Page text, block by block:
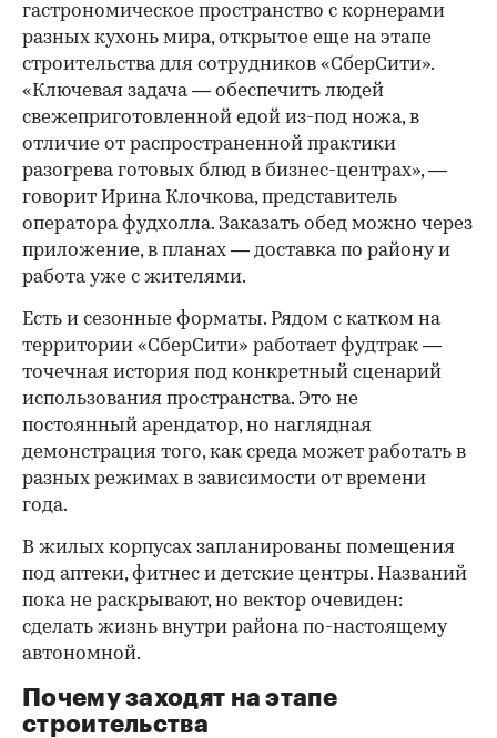
гастрономическое пространство с корнерами
разных кухонь мира, открытое еще на этапе
строительства для сотрудников «СберСити».
«Ключевая задача — обеспечить людей
свежеприготовленной едой из-под ножа, в
отличие от распространенной практики
разогрева готовых блюд в бизнес-центрах», —
говорит Ирина Клочкова, представитель
оператора фудхолла. Заказать обед можно через
приложение, в планах — доставка по району и
работа уже с жителями.
Есть и сезонные форматы. Рядом с катком на
территории «СберСити» работает фудтрак —
точечная история под конкретный сценарий
использования пространства. Это не
постоянный арендатор, но наглядная
демонстрация того, как среда может работать в
разных режимах в зависимости от времени
года.
В жилых корпусах запланированы помещения
под аптеки, фитнес и детские центры. Названий
пока не раскрывают, но вектор очевиден:
сделать жизнь внутри района по-настоящему
автономной.
Почему заходят на этапе
строительства